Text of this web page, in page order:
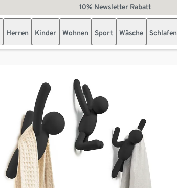
10% Newsletter Rabatt
Herren Kinder Wohnen Sport Wäsche Schlafen